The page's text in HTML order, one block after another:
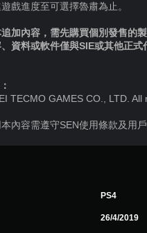
戲進度至可選擇魯肅為止。
加內容，需先購買個別發售的
資料或軟件僅與SIE或其他正
TECMO GAMES CO., LTD. All
內容需遵守SEN使用條款及用戶
PS4
26/4/2019